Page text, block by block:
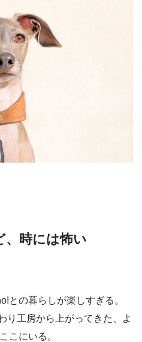
、時には怖い
との暮らしが楽しすぎる。
り工房から上がってきた、よ
こにいる。